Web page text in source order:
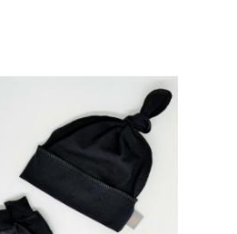
Шапка однослойная Hello,
Baby "гномик" 0/6 мес -
графит
390 pуб.